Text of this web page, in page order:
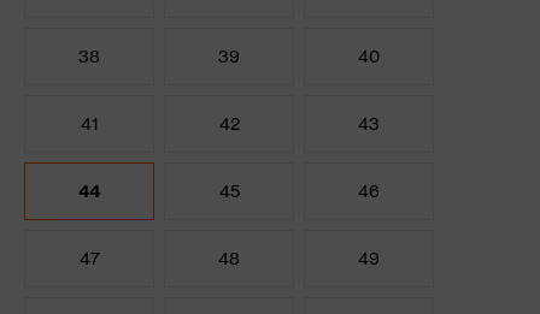
38 39 40
41 42 43
44 45 46
47 48 49